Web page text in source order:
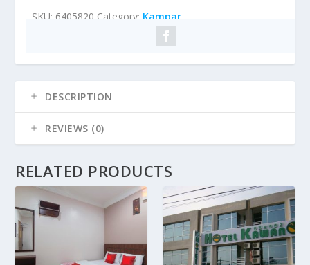
SKU: 6405820 Category: Kampar
DESCRIPTION
REVIEWS (0)
RELATED PRODUCTS